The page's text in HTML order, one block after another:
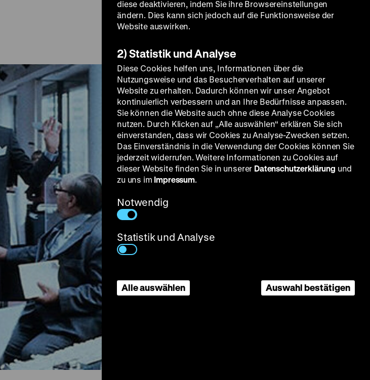
diese deaktivieren, indem Sie ihre Browsereinstellungen
ändern. Dies kann sich jedoch auf die Funktionsweise der
Website auswirken.
2) Statistik und Analyse
Diese Cookies helfen uns, Informationen über die
Nutzungsweise und das Besucherverhalten auf unserer
Website zu erhalten. Dadurch können wir unser Angebot
kontinuierlich verbessern und an Ihre Bedürfnisse anpassen.
Sie können die Website auch ohne diese Analyse Cookies
nutzen. Durch Klicken auf „Alle auswählen“ erklären Sie sich
einverstanden, dass wir Cookies zu Analyse-Zwecken setzen.
Das Einverständnis in die Verwendung der Cookies können Sie
jederzeit widerrufen. Weitere Informationen zu Cookies auf
dieser Website finden Sie in unserer Datenschutzerklärung und
zu uns im Impressum.
Notwendig
Statistik und Analyse
Alle auswählen Auswahl bestätigen